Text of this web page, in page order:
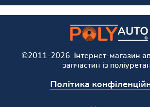
©2011-2026 Інтернет-магазин
запчастин із
Політика